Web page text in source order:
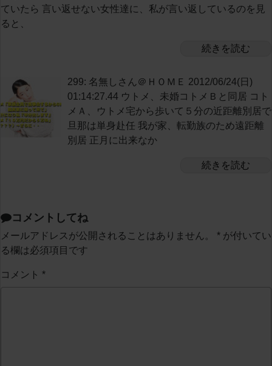
ていたら 言い返せない女性達に、私が言い返しているのを見
ると、
続きを読む
299: 名無しさん＠ＨＯＭＥ 2012/06/24(日)
01:14:27.44 ウトメ、未婚コトメＢと同居 コト
メＡ、ウトメ宅から歩いて５分の近距離別居で
旦那は単身赴任 我が家、転勤族のため遠距離
別居 正月に出来なか
続きを読む
コメントしてね
メールアドレスが公開されることはありません。 * が付いてい
る欄は必須項目です
コメント *